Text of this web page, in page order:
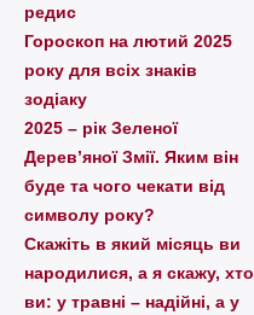
редис
Гороскоп на лютий 2025
року для всіх знаків
зодіаку
2025 – рік Зеленої
Дерев’яної Змії. Яким він
буде та чого чекати від
символу року?
Скажіть в який місяць ви
народилися, а я скажу, хто
ви: у травні – надійні, а у